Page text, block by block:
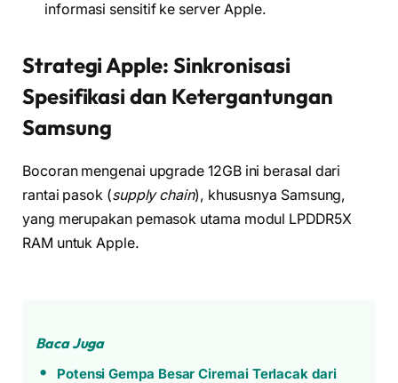
informasi sensitif ke server Apple.
Strategi Apple: Sinkronisasi
Spesifikasi dan Ketergantungan
Samsung
Bocoran mengenai upgrade 12GB ini berasal dari
rantai pasok (supply chain), khususnya Samsung,
yang merupakan pemasok utama modul LPDDR5X
RAM untuk Apple.
Baca Juga
Potensi Gempa Besar Ciremai Terlacak dari